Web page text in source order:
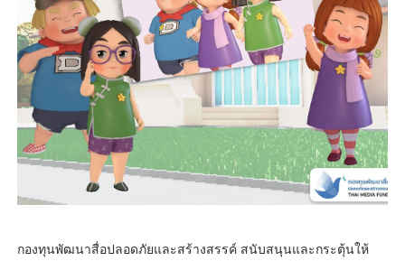
กองทุนพัฒนาสื่อปลอดภัยและสร้างสรรค์ สนับสนุนและกระตุ้นให้